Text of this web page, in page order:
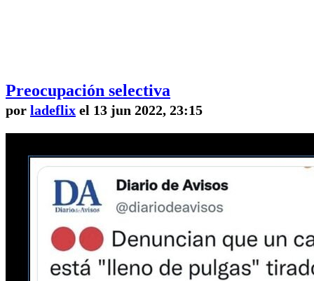
Preocupación selectiva
por ladeflix el 13 jun 2022, 23:15